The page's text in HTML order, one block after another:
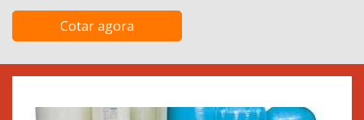
Cotar agora